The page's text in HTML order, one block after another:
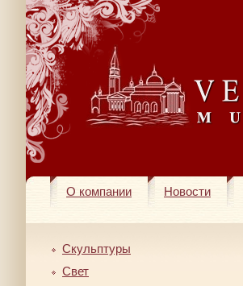
О компании Новости
Скульптуры
Свет